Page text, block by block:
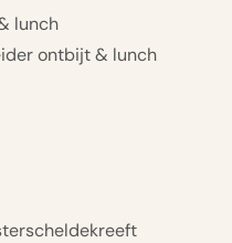
lunch
ontbijt & lunch